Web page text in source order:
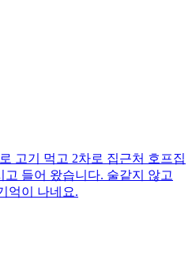
고기 먹고 2차로 집근처 호프집
들어 왔습니다. 술같지 않고
억이 나네요.